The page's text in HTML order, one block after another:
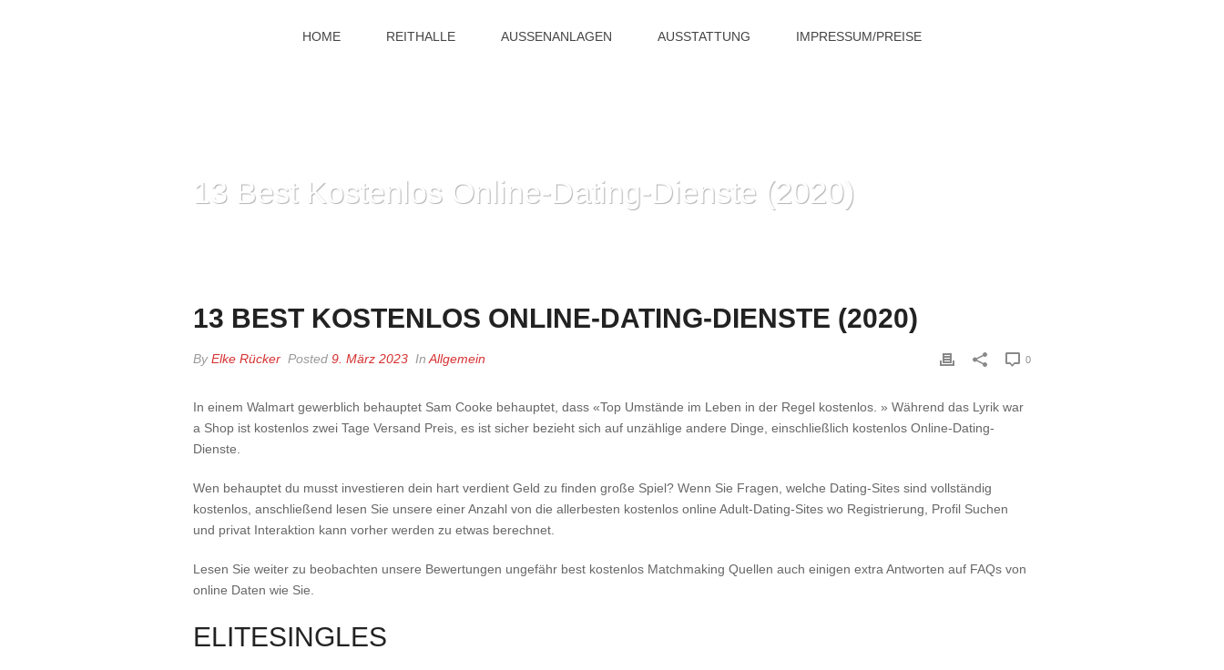
HOME REITHALLE AUSSENANLAGEN AUSSTATTUNG IMPRESSUM/PREISE
13 Best Kostenlos Online-Dating-Dienste (2020)
13 BEST KOSTENLOS ONLINE-DATING-DIENSTE (2020)
ByElke Rücker Posted 9. März 2023 In Allgemein 0
In einem Walmart gewerblich behauptet Sam Cooke behauptet, dass «Top Umstände im Leben in der Regel kostenlos. » Während das Lyrik war
a Shop ist kostenlos zwei Tage Versand Preis, es ist sicher bezieht sich auf unzählige andere Dinge, einschließlich kostenlos Online-Dating-
Dienste.
Wen behauptet du musst investieren dein hart verdient Geld zu finden große Spiel? Wenn Sie Fragen, welche Dating-Sites sind vollständig
kostenlos, anschließend lesen Sie unsere einer Anzahl von die allerbesten kostenlos online Adult-Dating-Sites wo Registrierung, Profil Suchen
und privat Interaktion kann vorher werden zu etwas berechnet.
Lesen Sie weiter zu beobachten unsere Bewertungen ungefähr best kostenlos Matchmaking Quellen auch einigen extra Antworten auf FAQs von
online Daten wie Sie.
ELITESINGLES